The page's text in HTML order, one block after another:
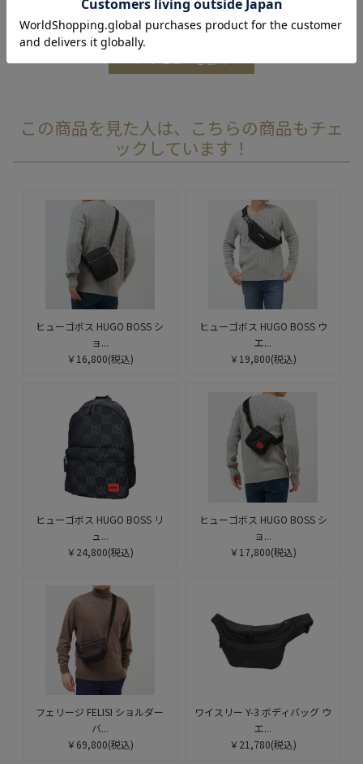
イント100ポイントをプレゼントします。
この商品を見た人は、こちらの商品もチェ
ックしています！
ヒューゴボス HUGO BOSS シ
ョ...
￥16,800(税込)
ヒューゴボス HUGO BOSS ウ
エ...
￥19,800(税込)
ヒューゴボス HUGO BOSS リ
ュ...
￥24,800(税込)
ヒューゴボス HUGO BOSS シ
ョ...
￥17,800(税込)
フェリージ FELISI ショルダー
バ...
￥69,800(税込)
ワイスリー Y-3 ボディバッグ ウ
エ...
￥21,780(税込)